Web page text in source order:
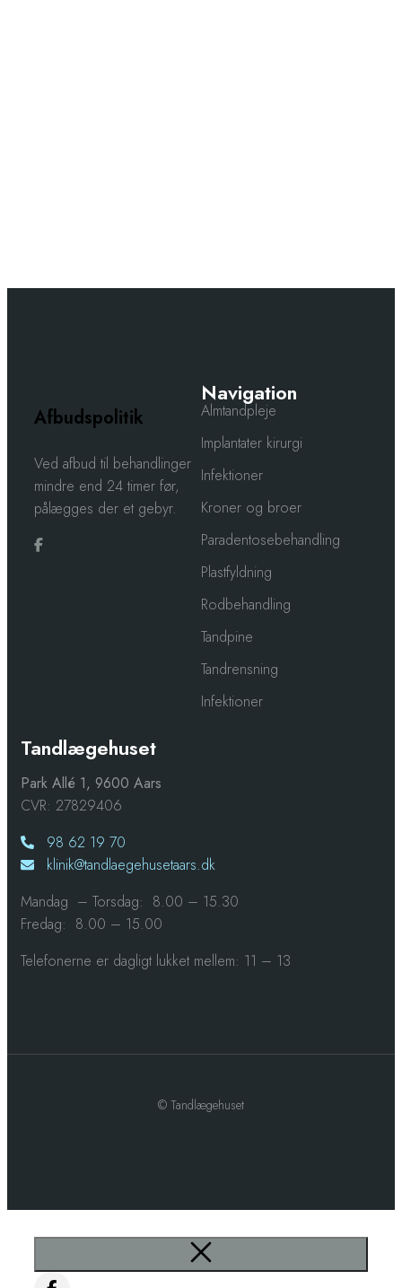
Tandlægehuset
Park Allé 1, 9600 Aars
CVR: 27829406
98 62 19 70
klinik@tandlaegehusetaars.dk
Mandag – Torsdag: 8.00 – 15.30
Fredag: 8.00 – 15.00​
Telefonerne er dagligt lukket mellem: 11 – 13
Navigation
Almtandpleje
Implantater kirurgi
Infektioner
Kroner og broer
Paradentosebehandling
Plastfyldning
Rodbehandling
Tandpine
Tandrensning
Infektioner
Afbudspolitik
​​Ved afbud til behandlinger
mindre end 24 timer før,
pålægges der et gebyr.
© Tandlægehuset